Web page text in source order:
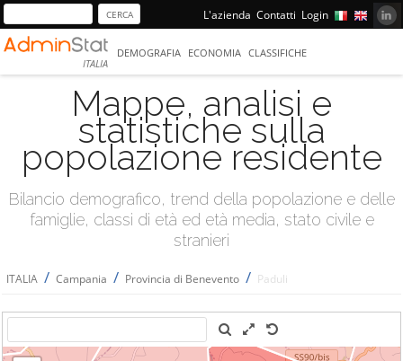
L'azienda Contatti Login
ITALIA
DEMOGRAFIA ECONOMIA CLASSIFICHE
Mappe, analisi e
statistiche sulla
popolazione residente
Bilancio demografico, trend della popolazione e delle
famiglie, classi di età ed età media, stato civile e
stranieri
ITALIA / Campania / Provincia di Benevento / Paduli